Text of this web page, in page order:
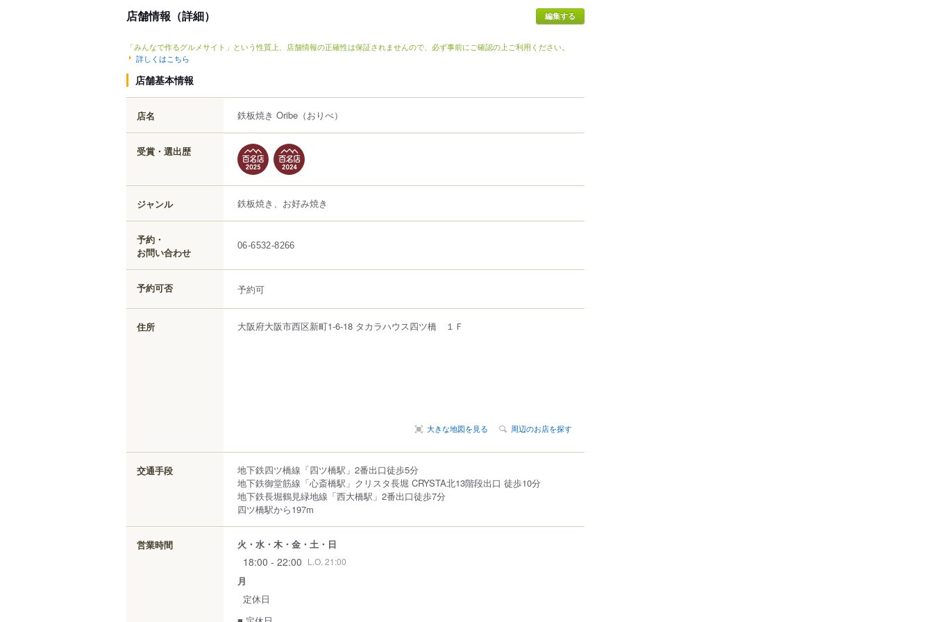
店舗情報（詳細）
「みんなで作るグルメサイト」という性質上、店舗情報の正確性は保証されませんので、必ず事前にご確認の上ご利用ください。
詳しくはこちら
店舗基本情報
店名 鉄板焼き Oribe （おりべ）
受賞・選出歴
ジャンル 鉄板焼き、お好み焼き
予約・
お問い合わせ
06-6532-8266
予約可否 予約可
住所 大阪府大阪市西区新町1-6-18 タカラハウス四ツ橋 １Ｆ
大きな地図を見る 周辺のお店を探す
交通手段
地下鉄四ツ橋線「四ツ橋駅」2番出口徒歩5分
地下鉄御堂筋線「心斎橋駅」クリスタ長堀 CRYSTA北13階段出口 徒歩10分
地下鉄長堀鶴見緑地線「西大橋駅」2番出口徒歩7分
四ツ橋駅から197m
営業時間 火・水・木・金・土・日
18:00 - 22:00 L.O. 21:00
月
定休日